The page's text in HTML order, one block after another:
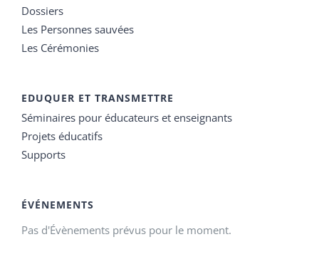
Dossiers
Les Personnes sauvées
Les Cérémonies
EDUQUER ET TRANSMETTRE
Séminaires pour éducateurs et enseignants
Projets éducatifs
Supports
ÉVÉNEMENTS
Pas d'Évènements prévus pour le moment.